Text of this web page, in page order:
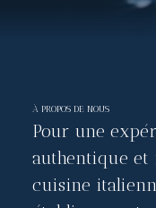
À PROPOS DE NOUS
Pour une
authentique et
cuisine